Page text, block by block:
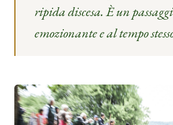
ripida discesa. È un
emozionante e al tempo